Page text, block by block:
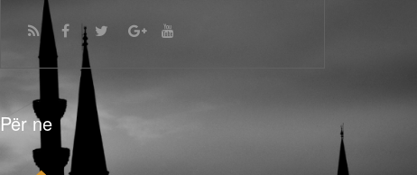
Për ne